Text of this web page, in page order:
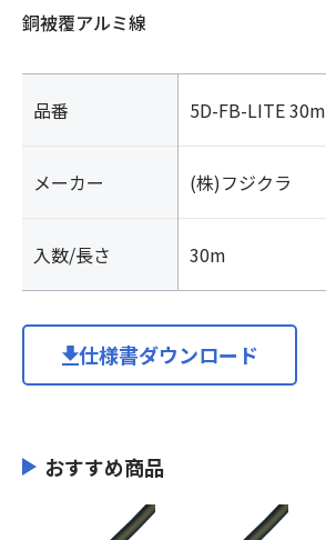
銅被覆アルミ線
品番 5D-FB-LITE 30m
メーカー (株)フジクラ
入数/長さ 30m
仕様書ダウンロード
おすすめ商品